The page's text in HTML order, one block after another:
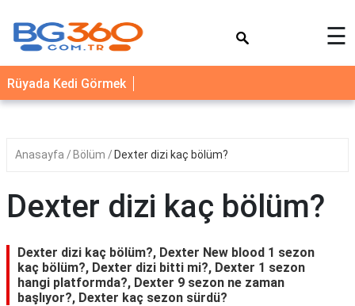
YEMEK
TARİFLERİ
SAĞLIK
☰
Rüyada Kedi Görmek
Anasayfa Bölüm Dexter dizi kaç bölüm?
Dexter dizi kaç bölüm?
Dexter dizi kaç bölüm?, Dexter New blood 1 sezon
kaç bölüm?, Dexter dizi bitti mi?, Dexter 1 sezon
hangi platformda?, Dexter 9 sezon ne zaman
başlıyor?, Dexter kaç sezon sürdü?